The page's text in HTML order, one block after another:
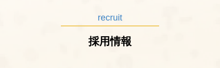
recruit
採用情報